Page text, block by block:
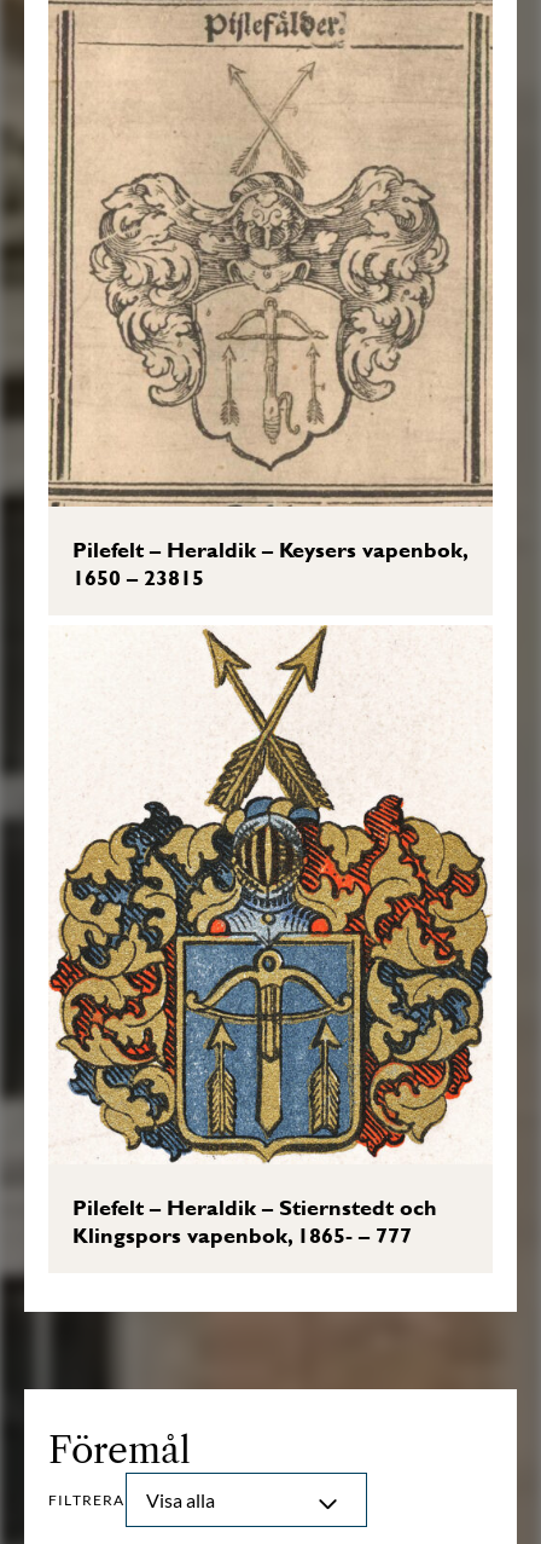
Pilefelt – Heraldik – Keysers vapenbok,
1650 – 23815
Pilefelt – Heraldik – Stiernstedt och
Klingspors vapenbok, 1865- – 777
Föremål
FILTRERA Visa alla